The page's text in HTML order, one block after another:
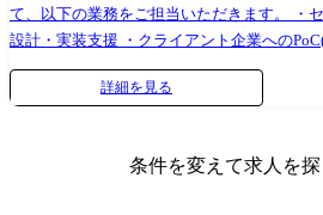
要件及び機能設計の支援 併せてそれに付随
タ基盤の設計とマスターへの落とし込みの支援 ●クレジットカード
システム開発業務支援 社内業務システムの
おけるエンドユーザ支援 ユーザサイドに立
支援 iotプラットフォームを稼働させるクラ
て、以下の業務をご担当いただきます。 ・セキュリティアーキテクチャ
設計・実装支援 ・クライアント企業への
価 ・最新のセキュリティ製品やクラウドサ
(例:Zscaler,Paloaltonetworks,
グローバル企業が中心で、戦略的な視点と
詳細を見る
条件を変えて求人を